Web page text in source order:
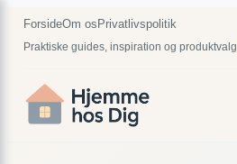
Spring
indhold
ForsideOm os Privatlivspolitik
Praktiske guides, inspiration og produktvalg